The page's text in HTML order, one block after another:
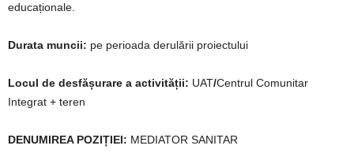
educaționale.
Durata muncii: pe perioada derulării proiectului
Locul de desfășurare a activității: UAT/Centrul Comunitar
Integrat + teren
DENUMIREA POZIȚIEI: MEDIATOR SANITAR